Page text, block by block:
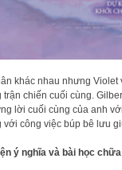
khác nhau nhưng
trận chiến cuối cùng.
lời cuối cùng của anh
với công việc búp bê lưu
ý nghĩa và bài học